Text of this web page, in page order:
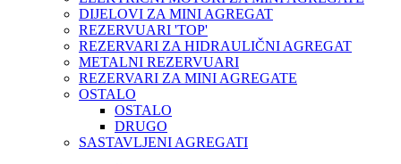
DIJELOVI ZA MINI AGREGAT
REZERVUARI 'TOP'
REZERVARI ZA HIDRAULIČNI AGREGAT
METALNI REZERVUARI
REZERVARI ZA MINI AGREGATE
OSTALO
OSTALO
DRUGO
SASTAVLJENI AGREGATI